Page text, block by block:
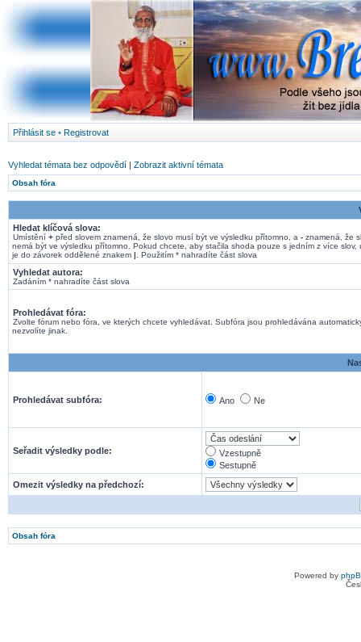
Přihlásit se • Registrovat
Vyhledat témata bez odpovědí | Zobrazit aktivní témata
Obsah fóra
Hledat klíčová slova:
Umístění + před slovem znamená, že slovo musí být ve výsledku přítomno, a - znamená, že
nemá být ve výsledku přítomno. Pokud chcete, aby stačila shoda pouze s jedním z více slov,
je do závorek oddělené znakem | . Použitím * nahradíte část slova
Vyhledat autora:
Zadáním * nahradíte část slova
Prohledávat fóra:
Zvolte fórum nebo fóra, ve kterých chcete vyhledávat. Subfóra jsou prohledávána
nezvolíte jinak.
Prohledávat subfóra: Ano Ne
Seřadit výsledky podle:
Vzestupně
Sestupně
Omezit výsledky na předchozí:
Obsah fóra
Powered by